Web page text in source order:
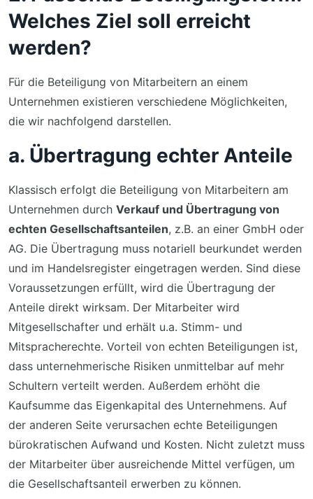
Welches Ziel soll erreicht
werden?
Für die Beteiligung von Mitarbeitern an einem
Unternehmen existieren verschiedene Möglichkeiten,
die wir nachfolgend darstellen.
a. Übertragung echter Anteile
Klassisch erfolgt die Beteiligung von Mitarbeitern am
Unternehmen durch Verkauf und Übertragung von
echten Gesellschaftsanteilen, z.B. an einer GmbH oder
AG. Die Übertragung muss notariell beurkundet werden
und im Handelsregister eingetragen werden. Sind diese
Voraussetzungen erfüllt, wird die Übertragung der
Anteile direkt wirksam. Der Mitarbeiter wird
Mitgesellschafter und erhält u.a. Stimm- und
Mitspracherechte. Vorteil von echten Beteiligungen ist,
dass unternehmerische Risiken unmittelbar auf mehr
Schultern verteilt werden. Außerdem erhöht die
Kaufsumme das Eigenkapital des Unternehmens. Auf
der anderen Seite verursachen echte Beteiligungen
bürokratischen Aufwand und Kosten. Nicht zuletzt muss
der Mitarbeiter über ausreichende Mittel verfügen, um
die Gesellschaftsanteil erwerben zu können.